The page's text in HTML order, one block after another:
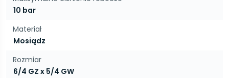
10 bar
Materiał
Mosiądz
Rozmiar
6/4 GZ x 5/4 GW